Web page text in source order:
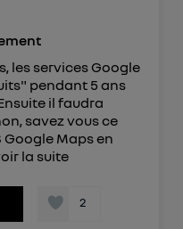
les services Google
pendant 5 ans
il faudra
savez vous ce
Google Maps en
la suite
2